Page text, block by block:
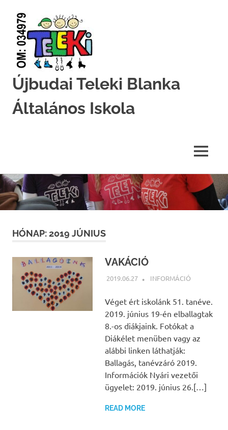
Skip
to
content
Újbudai Teleki Blanka
Általános Iskola
MENU
HÓNAP:2019 JÚNIUS
VAKÁCIÓ
2019.06.27 NBEA
INFORMÁCIÓ
Véget ért iskolánk 51. tanéve.
2019. június 19-én elballagtak
8.-os diákjaink. Fotókat a
Diákélet menüben vagy az
alábbi linken láthatják:
Ballagás, tanévzáró 2019.
Információk Nyári vezetői
ügyelet: 2019. június 26.[…]
READ MORE